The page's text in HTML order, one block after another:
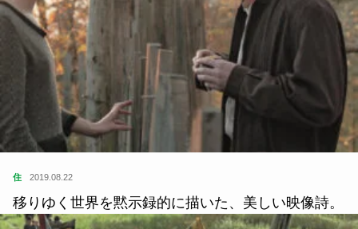
住 2019.08.22
移りゆく世界を黙示録的に描いた、美しい映像詩。